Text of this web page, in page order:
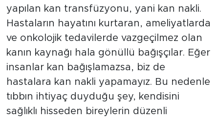
yapılan kan transfüzyonu, yani kan nakli.
Hastaların hayatını kurtaran, ameliyatlarda
ve onkolojik tedavilerde vazgeçilmez olan
kanın kaynağı hala gönüllü bağışçılar. Eğer
insanlar kan bağışlamazsa, biz de
hastalara kan nakli yapamayız. Bu nedenle
tıbbın ihtiyaç duyduğu şey, kendisini
sağlıklı hisseden bireylerin düzenli